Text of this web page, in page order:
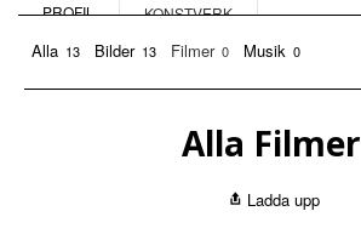
PROFIL KONSTVERK
Alla 13 Bilder 13 Filmer 0 Musik 0
Alla Filmer
Ladda upp